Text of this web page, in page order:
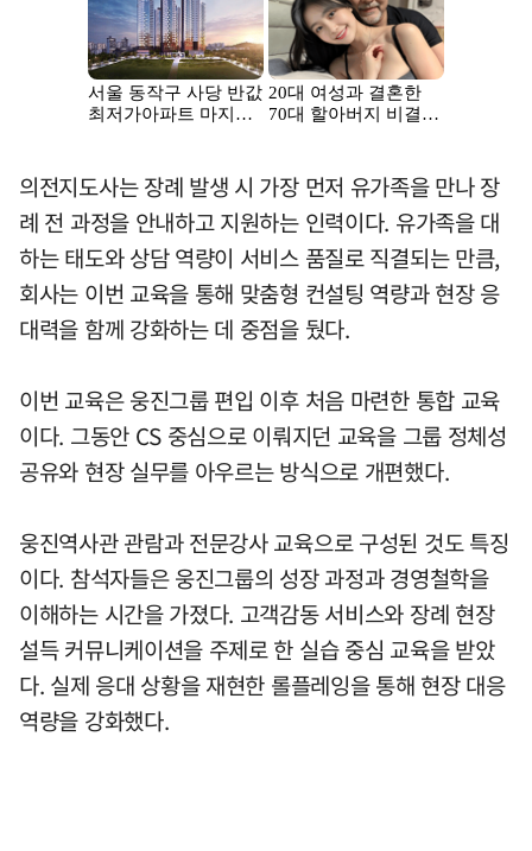
의전지도사는 장례 발생 시 가장 먼저 유가족을 만나 장
례 전 과정을 안내하고 지원하는 인력이다. 유가족을 대
하는 태도와 상담 역량이 서비스 품질로 직결되는 만큼,
회사는 이번 교육을 통해 맞춤형 컨설팅 역량과 현장 응
대력을 함께 강화하는 데 중점을 뒀다.
이번 교육은 웅진그룹 편입 이후 처음 마련한 통합 교육
이다. 그동안 CS 중심으로 이뤄지던 교육을 그룹 정체성
공유와 현장 실무를 아우르는 방식으로 개편했다.
웅진역사관 관람과 전문강사 교육으로 구성된 것도 특징
이다. 참석자들은 웅진그룹의 성장 과정과 경영철학을
이해하는 시간을 가졌다. 고객감동 서비스와 장례 현장
설득 커뮤니케이션을 주제로 한 실습 중심 교육을 받았
다. 실제 응대 상황을 재현한 롤플레잉을 통해 현장 대응
역량을 강화했다.